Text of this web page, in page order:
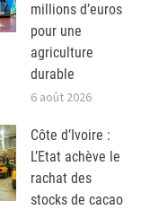
millions d’euros
pour une
agriculture
durable
6 août 2026
Côte d’Ivoire :
L’Etat achève le
rachat des
stocks de cacao